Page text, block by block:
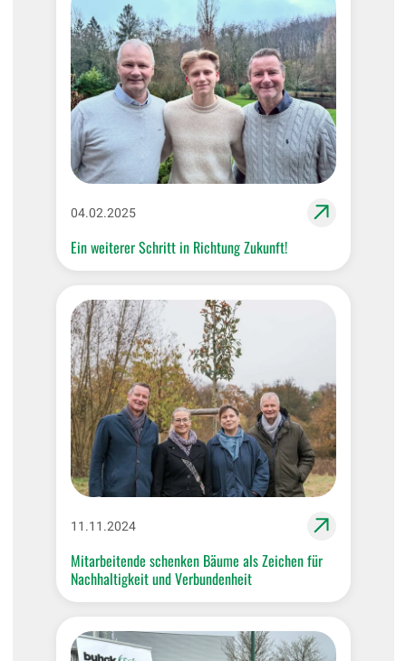
04.02.2025
Ein weiterer Schritt in Richtung Zukunft!
11.11.2024
Mitarbeitende schenken Bäume als Zeichen für
Nachhaltigkeit und Verbundenheit